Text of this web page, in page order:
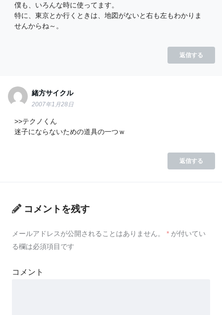
僕も、いろんな時に使ってます。
特に、東京とか行くときは、地図がないと右も左もわかりま
せんからね～。
返信する
緒方サイクル
2007年1月28日
>>テクノくん
迷子にならないための道具の一つｗ
返信する
コメントを残す
メールアドレスが公開されることはありません。 * が付いてい
る欄は必須項目です
コメント